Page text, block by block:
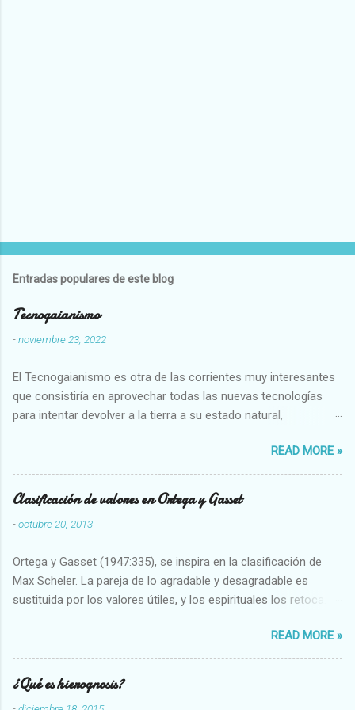
Entradas populares de este blog
Tecnogaianismo
-noviembre 23, 2022
El Tecnogaianismo es otra de las corrientes muy interesantes
que consistiría en aprovechar todas las nuevas tecnologías
para intentar devolver a la tierra a su estado natural,
READ MORE »
Clasificación de valores en Ortega y Gasset
-octubre 20, 2013
Ortega y Gasset (1947:335), se inspira en la clasificación de
Max Scheler. La pareja de lo agradable y desagradable es
sustituida por los valores útiles, y los espirituales los retoca.
Abundante-Escaso,etc 2 VITALES Sano-Enfermo Selecto-
Vulgar Enérgico-Inerte Fuerte-Débil,etc. 3 ESPIRITUALES a)
Intelectuales Conocimiento-Error Exacto-Aproximado
Evidente-Probable,etc b) Morales Bueno-malo Bondadoso-
READ MORE »
¿Qué es hierognosis?